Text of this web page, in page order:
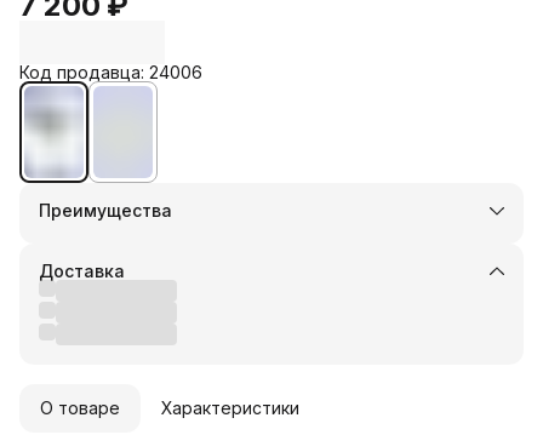
Код продавца: 24006
Преимущества
Оплата частями в Сплит
Удобный возврат
Доставка
О товаре Характеристики